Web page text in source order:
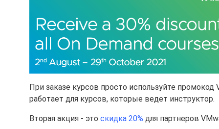
При заказе курсов просто используйте
работает для курсов, которые ведет инструктор.
Вторая акция - это скидка 20% для партнеров